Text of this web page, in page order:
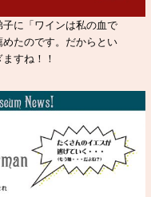
に「ワインは私の血で
たのです。だからとい
すね！！